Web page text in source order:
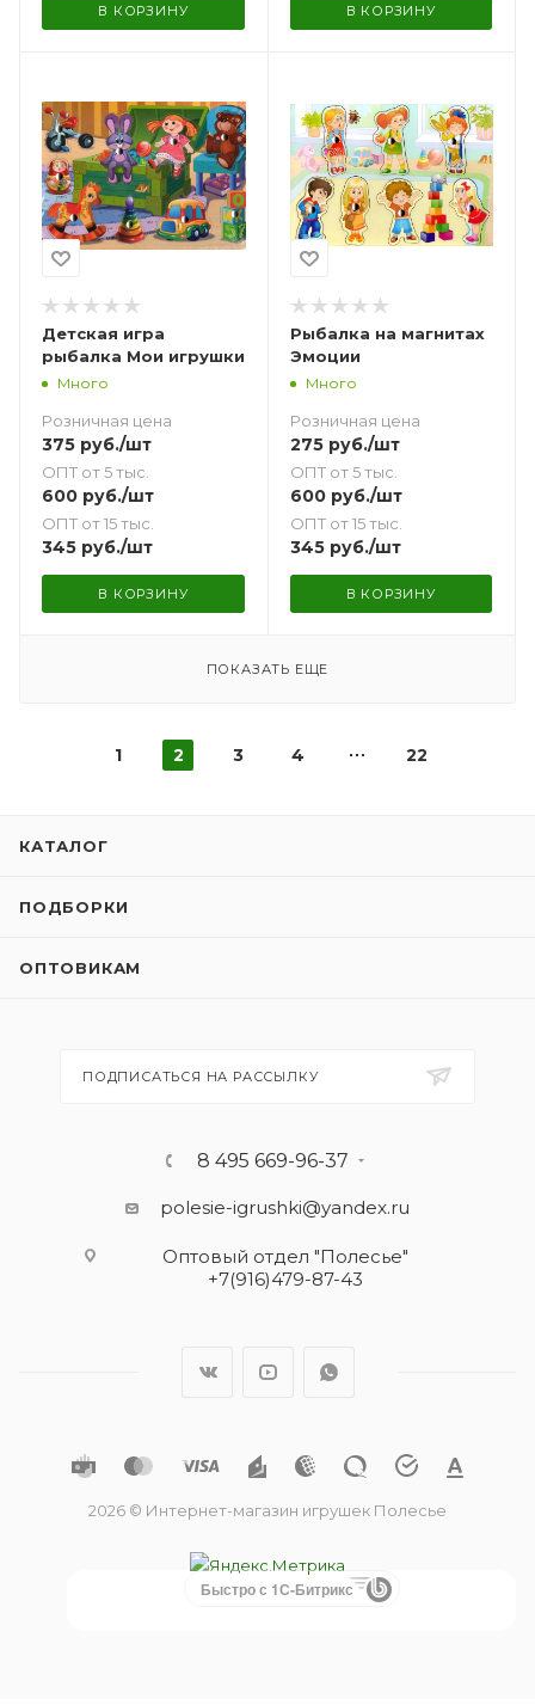
В КОРЗИНУ В КОРЗИНУ
Детская игра
рыбалка Мои игрушки
Много
Розничная цена
375 руб./шт
ОПТ от 5 тыс.
600 руб./шт
ОПТ от 15 тыс.
345 руб./шт
В КОРЗИНУ
Рыбалка на магнитах
Эмоции
Много
Розничная цена
275руб./шт
ОПТ от 5 тыс.
600руб./шт
ОПТ от 15 тыс.
345руб./шт
В КОРЗИНУ
ПОКАЗАТЬ ЕЩЕ
1 2 3 4 22
КАТАЛОГ
ПОДБОРКИ
ОПТОВИКАМ
ПОДПИСАТЬСЯ НА РАССЫЛКУ
8 495 669-96-37
polesie-igrushki@yandex.ru
Оптовый отдел "Полесье"
+7(916)479-87-43
2026 © Интернет-магазин игрушек Полесье
Быстро с 1С-Битрикс